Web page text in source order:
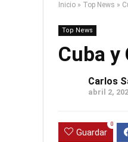
Inicio » Top News »
Top News
Cuba
Carlos
abril 2,
Guardar
0